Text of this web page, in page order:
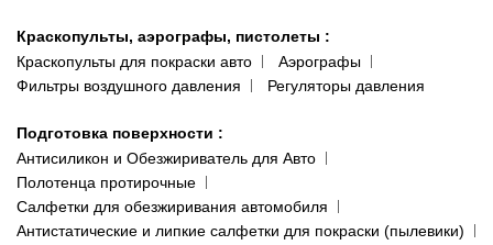
Краскопульты, аэрографы, пистолеты :
Краскопульты для покраски авто
Аэрографы
Фильтры воздушного давления
Регуляторы давления
Подготовка поверхности :
Антисиликон и Обезжириватель для Авто
Полотенца протирочные
Салфетки для обезжиривания автомобиля
Антистатические и липкие салфетки для покраски (пылевики)